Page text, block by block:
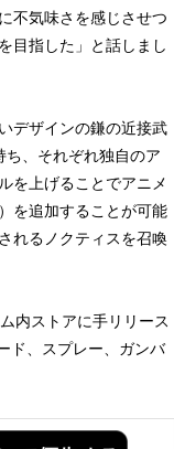
不気味さを感じさせつ
目指した」と話しまし
デザインの鎌の近接武
、それぞれ独自のア
を上げることでアニメ
を追加することが可能
れるノクティスを召喚
内ストアに手リリース
ド、スプレー、ガンバ